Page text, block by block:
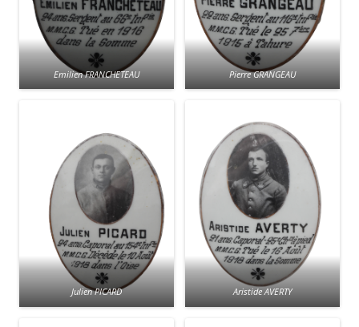
Emilien FRANCHETEAU Pierre GRANGEAU
Julien PICARD Aristide AVERTY